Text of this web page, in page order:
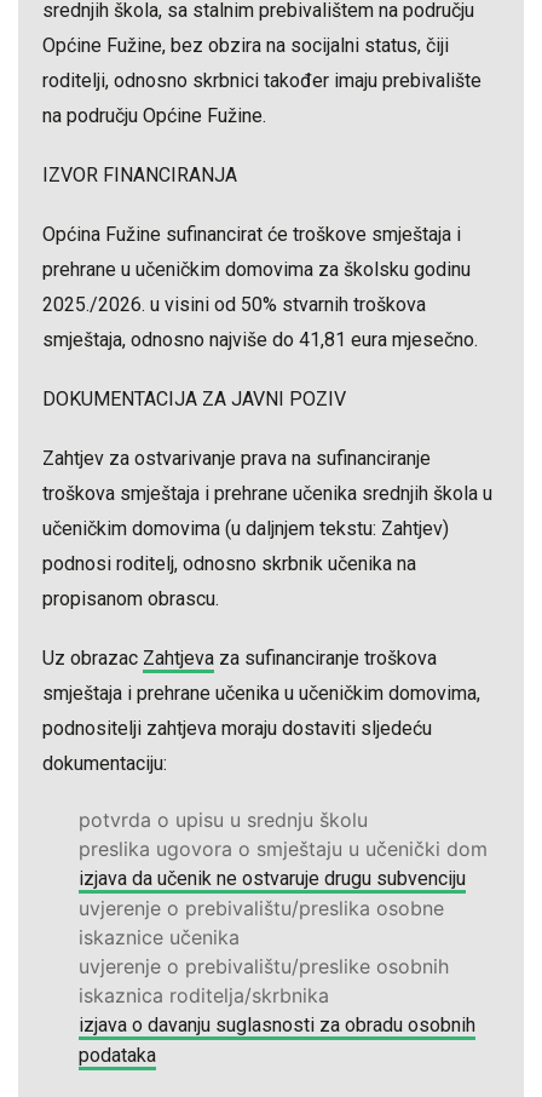
srednjih škola, sa stalnim prebivalištem na području
Općine Fužine, bez obzira na socijalni status, čiji
roditelji, odnosno skrbnici također imaju prebivalište
na području Općine Fužine.
IZVOR FINANCIRANJA
Općina Fužine sufinancirat će troškove smještaja i
prehrane u učeničkim domovima za školsku godinu
2025./2026. u visini od 50% stvarnih troškova
smještaja, odnosno najviše do 41,81 eura mjesečno.
DOKUMENTACIJA ZA JAVNI POZIV
Zahtjev za ostvarivanje prava na sufinanciranje
troškova smještaja i prehrane učenika srednjih škola u
učeničkim domovima (u daljnjem tekstu: Zahtjev)
podnosi roditelj, odnosno skrbnik učenika na
propisanom obrascu.
Uz obrazac Zahtjeva za sufinanciranje troškova
smještaja i prehrane učenika u učeničkim domovima,
podnositelji zahtjeva moraju dostaviti sljedeću
dokumentaciju:
potvrda o upisu u srednju školu
preslika ugovora o smještaju u učenički dom
izjava da učenik ne ostvaruje drugu subvenciju
uvjerenje o prebivalištu/preslika osobne
iskaznice učenika
uvjerenje o prebivalištu/preslike osobnih
iskaznica roditelja/skrbnika
izjava o davanju suglasnosti za obradu osobnih
podataka